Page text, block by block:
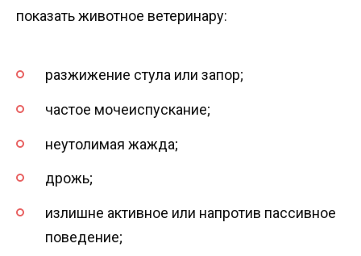
показать животное ветеринару:
разжижение стула или запор;
частое мочеиспускание;
неутолимая жажда;
дрожь;
излишне активное или напротив пассивное
поведение;